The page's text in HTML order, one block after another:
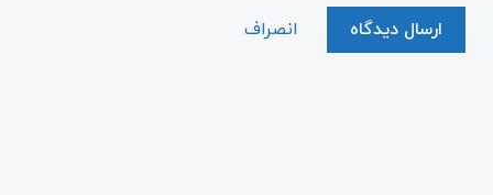
ارسال دیدگاه انصراف